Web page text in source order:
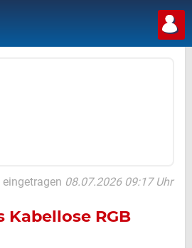
eingetragen 08.07.2026 09:17 Uhr
Kabellose RGB